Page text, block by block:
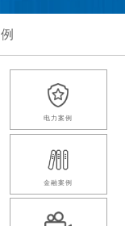
电力案例
金融案例